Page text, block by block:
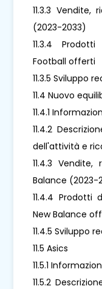
11.3.3
(2023-2033)
11.3.4
Football offerti
11.3.5 Sviluppo
11.4 Nuovo
11.4.1
11.4.2
dell'attività e
11.4.3
Balance (2023-
11.4.4
New Balance
11.4.5 Sviluppo
11.5 Asics
11.5.1
11.5.2